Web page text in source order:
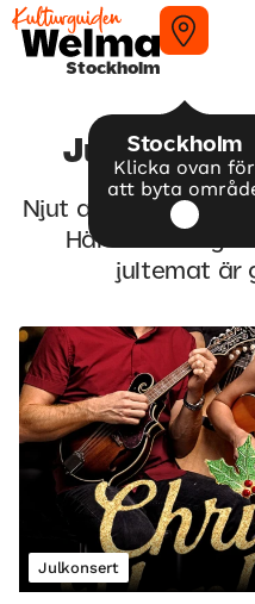
Stockholm
Stockholm
Klicka ovan för
att byta
Njut av svängiga
Här blandas
jultemat är
Julkonsert